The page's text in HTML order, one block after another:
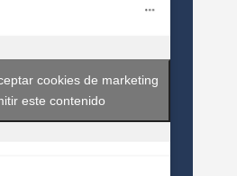
cookies de marketing
este contenido